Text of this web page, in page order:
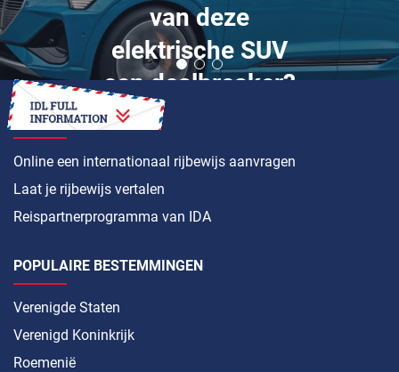
van deze
elektrische SUV
een dealbreaker?
HOE
Online een internationaal rijbewijs aanvragen
Laat je rijbewijs vertalen
Reispartnerprogramma van IDA
POPULAIRE BESTEMMINGEN
Verenigde Staten
Verenigd Koninkrijk
Roemenië